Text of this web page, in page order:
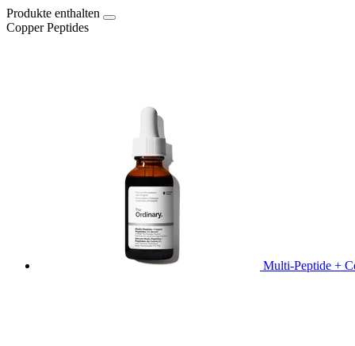
Produkte enthalten
Copper Peptides
Multi-Peptide +